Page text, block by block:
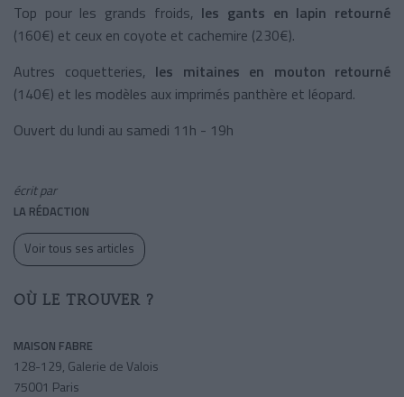
Top pour les grands froids, les gants en lapin retourné
(160€) et ceux en coyote et cachemire (230€).
Autres coquetteries, les mitaines en mouton retourné
(140€) et les modèles aux imprimés panthère et léopard.
Ouvert du lundi au samedi 11h - 19h
écrit par
LA RÉDACTION
Voir tous ses articles
OÙ LE TROUVER ?
MAISON FABRE
128-129, Galerie de Valois
75001 Paris